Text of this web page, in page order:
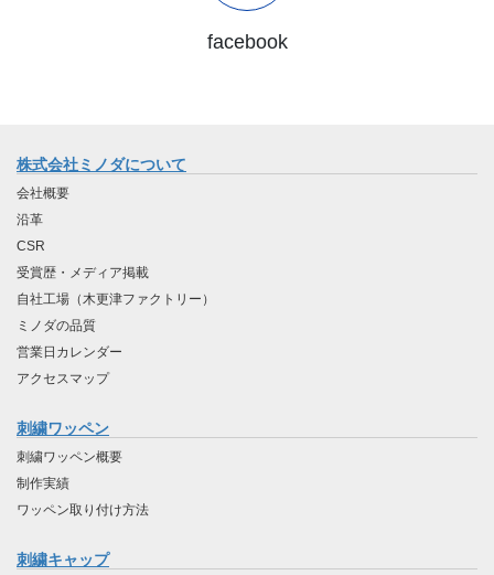
facebook
株式会社ミノダについて
会社概要
沿革
CSR
受賞歴・メディア掲載
自社工場（木更津ファクトリー）
ミノダの品質
営業日カレンダー
アクセスマップ
刺繍ワッペン
刺繍ワッペン概要
制作実績
ワッペン取り付け方法
刺繍キャップ